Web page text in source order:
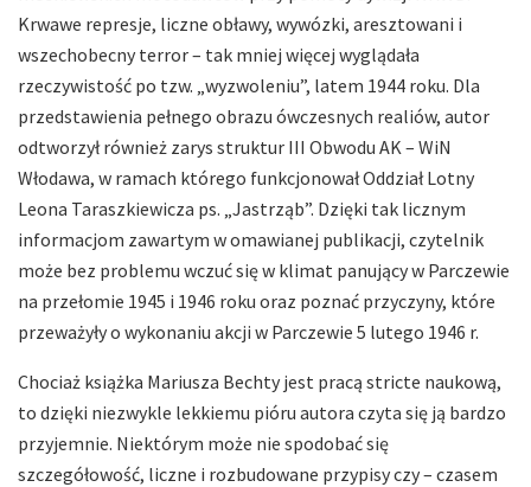
Krwawe represje, liczne obławy, wywózki, aresztowani i
wszechobecny terror – tak mniej więcej wyglądała
rzeczywistość po tzw. „wyzwoleniu”, latem 1944 roku. Dla
przedstawienia pełnego obrazu ówczesnych realiów, autor
odtworzył również zarys struktur III Obwodu AK – WiN
Włodawa, w ramach którego funkcjonował Oddział Lotny
Leona Taraszkiewicza ps. „Jastrząb”. Dzięki tak licznym
informacjom zawartym w omawianej publikacji, czytelnik
może bez problemu wczuć się w klimat panujący w Parczewie
na przełomie 1945 i 1946 roku oraz poznać przyczyny, które
przeważyły o wykonaniu akcji w Parczewie 5 lutego 1946 r.
Chociaż książka Mariusza Bechty jest pracą stricte naukową,
to dzięki niezwykle lekkiemu pióru autora czyta się ją bardzo
przyjemnie. Niektórym może nie spodobać się
szczegółowość, liczne i rozbudowane przypisy czy – czasem